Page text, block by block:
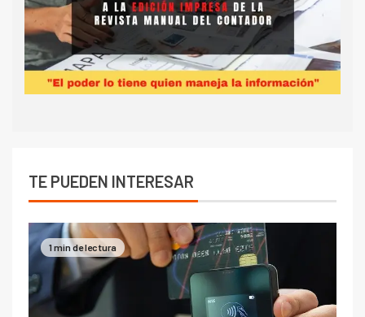
TE PUEDEN INTERESAR
1 min de lectura